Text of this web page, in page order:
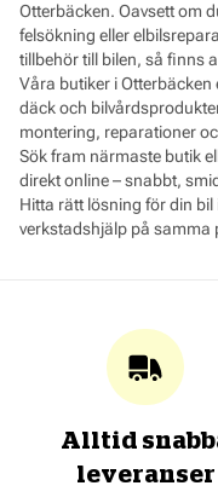
Otterbäcken. Oavsett om
felsökning eller
tillbehör till bilen, så finns
Våra butiker i Otterbäcken
däck och
montering, reparationer
Sök fram närmaste butik
direkt online – snabbt,
Hitta rätt lösning för din bil
verkstadshjälp på samma
Alltid
leveranser